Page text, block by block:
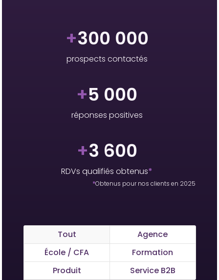
+300 000
prospects contactés
+5 000
réponses positives
+3 600
RDVs qualifiés obtenus*
*Obtenus pour nos clients en 2025
Tout
Agence
École / CFA
Formation
Produit
Service B2B